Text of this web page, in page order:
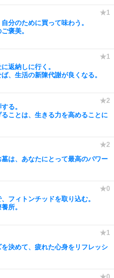
分のために買って味わう。
褒美。
返納しに行く。
、生活の新陳代謝が良くなる。
る。
ことは、生きる力を高めることに
は、あなたにとって最高のパワー
フィトンチッドを取り込む。
所。
決めて、疲れた心身をリフレッシ